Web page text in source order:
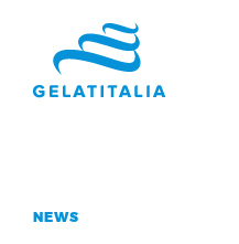
contenuto
NEWS